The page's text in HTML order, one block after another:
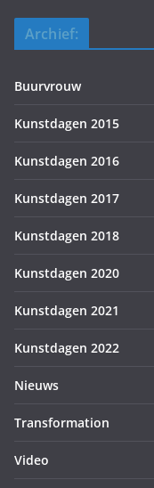
Archief:
Buurvrouw
Kunstdagen 2015
Kunstdagen 2016
Kunstdagen 2017
Kunstdagen 2018
Kunstdagen 2020
Kunstdagen 2021
Kunstdagen 2022
Nieuws
Transformation
Video